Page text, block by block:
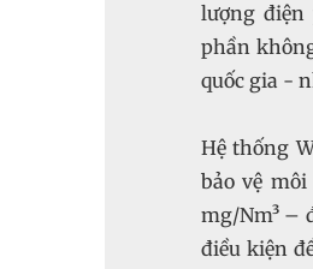
lượng điện
phần
quốc gia -
Hệ thống
bảo vệ
mg/Nm³ –
điều kiện